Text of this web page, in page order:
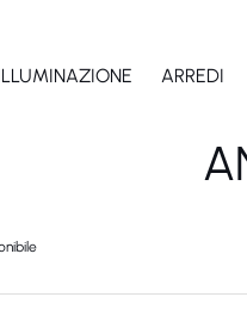
ARREDI